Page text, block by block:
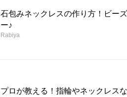
石包みネックレスの作り方！ビー
ー♪
Rabiya
プロが教える！指輪やネックレス